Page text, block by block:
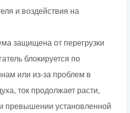
и воздействия на
защищена от перегрузки
блокируется по
или из-за проблем в
ток продолжает расти,
превышении установленной